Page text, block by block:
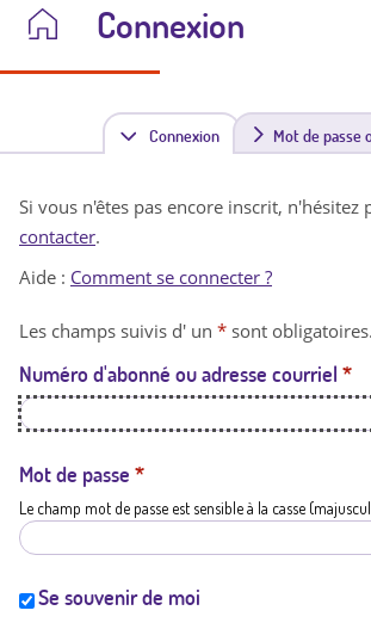
Connexion
Connexion(
n
t
a
t
i
Mot de passe
Si vous n'êtes pas encore inscrit, n'hésitez
contacter.
Aide : Comment se connecter ?
Les champs suivis d' un * sont obligatoires.
Numéro d'abonné ou adresse courriel *
Mot de passe *
Le champ mot de passe est sensible à la casse
Se souvenir de moi